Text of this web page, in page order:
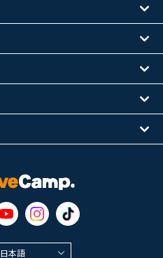
日本語